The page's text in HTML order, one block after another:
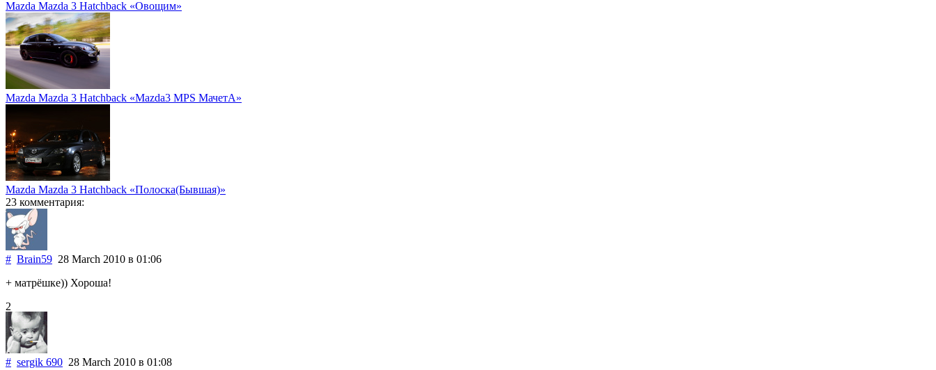
Mazda Mazda 3 Hatchback «Овощим»
Mazda Mazda 3 Hatchback «Mazda3 MPS MачетА»
Mazda Mazda 3 Hatchback «Полоска(Бывшая)»
23 комментария:
# Brain59 28 March 2010 в 01:06
+ матрёшке)) Хороша!
2
# sergik 690 28 March 2010 в 01:08